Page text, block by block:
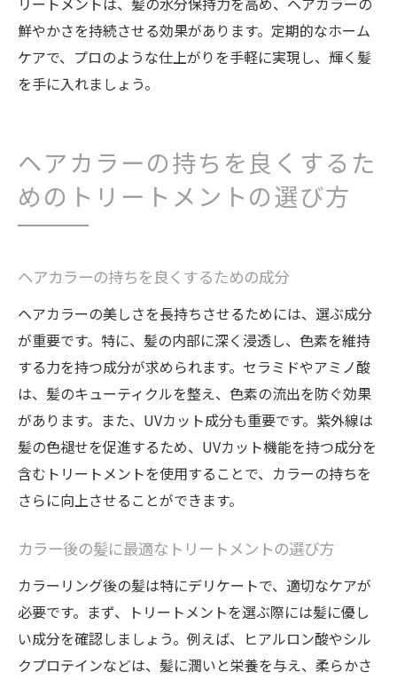
トリートメントがもたらす長期的な効果
髪の輝きを保つための日常ケア
リッチヘアトリートメントの効果を体感す
を見つける
鮮やかさを持続させる効果があります。定期的なホーム
ケアで、プロのような仕上がりを手軽に実現し、輝く髪
を手に入れましょう。
ヘアカラーの持ちを良くするた
めのトリートメントの選び方
ヘアカラーの持ちを良くするための成分
ヘアカラーの美しさを長持ちさせるためには、選ぶ成分
が重要です。特に、髪の内部に深く浸透し、色素を維持
する力を持つ成分が求められます。セラミドやアミノ酸
は、髪のキューティクルを整え、色素の流出を防ぐ効果
があります。また、UVカット成分も重要です。紫外線は
髪の色褪せを促進するため、UVカット機能を持つ成分を
含むトリートメントを使用することで、カラーの持ちを
さらに向上させることができます。
カラー後の髪に最適なトリートメントの選び方
カラーリング後の髪は特にデリケートで、適切なケアが
必要です。まず、トリートメントを選ぶ際には髪に優し
い成分を確認しましょう。例えば、ヒアルロン酸やシル
クプロテインなどは、髪に潤いと栄養を与え、柔らかさ